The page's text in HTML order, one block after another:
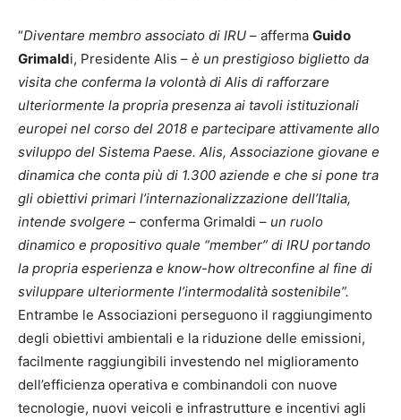
“Diventare membro associato di IRU – afferma Guido
Grimaldi, Presidente Alis – è un prestigioso biglietto da
visita che conferma la volontà di Alis di rafforzare
ulteriormente la propria presenza ai tavoli istituzionali
europei nel corso del 2018 e partecipare attivamente allo
sviluppo del Sistema Paese. Alis, Associazione giovane e
dinamica che conta più di 1.300 aziende e che si pone tra
gli obiettivi primari l’internazionalizzazione dell’Italia,
intende svolgere – conferma Grimaldi – un ruolo
dinamico e propositivo quale “member” di IRU portando
la propria esperienza e know-how oltreconfine al fine di
sviluppare ulteriormente l’intermodalità sostenibile”.
Entrambe le Associazioni perseguono il raggiungimento
degli obiettivi ambientali e la riduzione delle emissioni,
facilmente raggiungibili investendo nel miglioramento
dell’efficienza operativa e combinandoli con nuove
tecnologie, nuovi veicoli e infrastrutture e incentivi agli